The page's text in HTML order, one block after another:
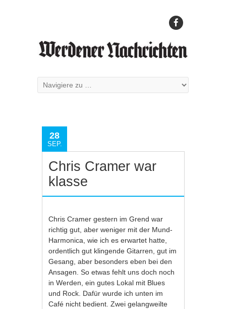
28
SEP.
Chris Cramer war
klasse
Chris Cramer gestern im Grend war
richtig gut, aber weniger mit der Mund-
Harmonica, wie ich es erwartet hatte,
ordentlich gut klingende Gitarren, gut im
Gesang, aber besonders eben bei den
Ansagen. So etwas fehlt uns doch noch
in Werden, ein gutes Lokal mit Blues
und Rock. Dafür wurde ich unten im
Café nicht bedient. Zwei gelangweilte